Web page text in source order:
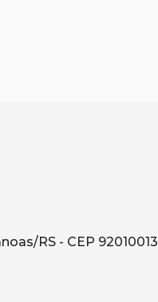
RS - CEP 92010013